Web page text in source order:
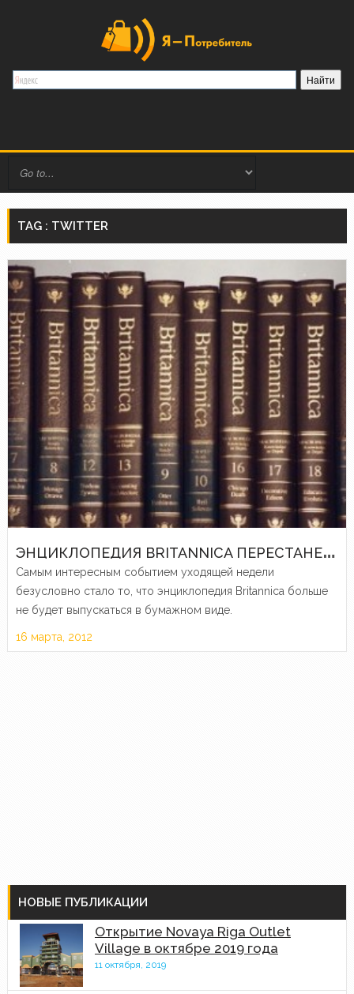
TAG : TWITTER
Э
НЦИКЛОПЕДИЯ BRITANNICA ПЕРЕСТАНЕТ ИЗДАВАТЬСЯ НА БУМАГЕ. ОБЗОР ЭЛЕКТРОННЫХ СОБЫТИЙ
Самым интересным событием уходящей недели
безусловно стало то, что энциклопедия Britannica больше
не будет выпускаться в бумажном виде.
16 марта, 2012
НОВЫЕ ПУБЛИКАЦИИ
Открытие Novaya Riga Outlet
Village в октябре 2019 года
11 октября, 2019